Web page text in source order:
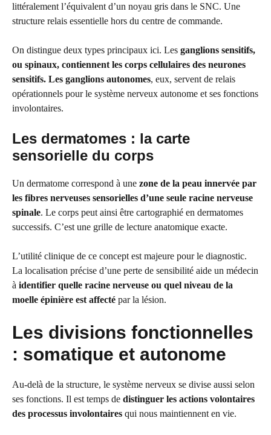
littéralement l’équivalent d’un noyau gris dans le SNC. Une
structure relais essentielle hors du centre de commande.
On distingue deux types principaux ici. Les ganglions sensitifs,
ou spinaux, contiennent les corps cellulaires des neurones
sensitifs. Les ganglions autonomes, eux, servent de relais
opérationnels pour le système nerveux autonome et ses fonctions
involontaires.
Les dermatomes : la carte
sensorielle du corps
Un dermatome correspond à une zone de la peau innervée par
les fibres nerveuses sensorielles d’une seule racine nerveuse
spinale. Le corps peut ainsi être cartographié en dermatomes
successifs. C’est une grille de lecture anatomique exacte.
L’utilité clinique de ce concept est majeure pour le diagnostic.
La localisation précise d’une perte de sensibilité aide un médecin
à identifier quelle racine nerveuse ou quel niveau de la
moelle épinière est affecté par la lésion.
Les divisions fonctionnelles
: somatique et autonome
Au-delà de la structure, le système nerveux se divise aussi selon
ses fonctions. Il est temps de distinguer les actions volontaires
des processus involontaires qui nous maintiennent en vie.